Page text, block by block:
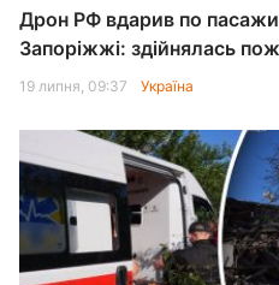
Дрон РФ вдарив по
Запоріжжі: здійнялась
19 липня, 09:37 Україна